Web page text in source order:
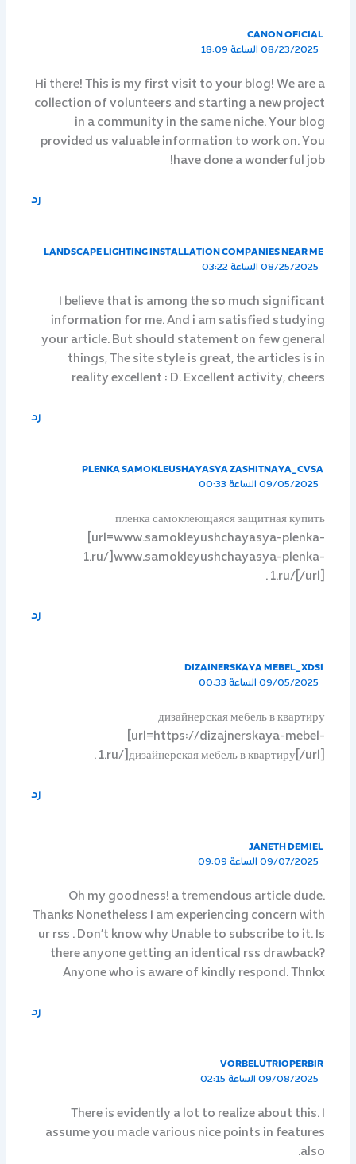
CANON OFICIAL
08/23/2025 الساعة 18:09
Hi there! This is my first visit to your blog! We are a
collection of volunteers and starting a new project
in a community in the same niche. Your blog
provided us valuable information to work on. You
have done a wonderful job!
رد
LANDSCAPE LIGHTING INSTALLATION COMPANIES NEAR ME
08/25/2025 الساعة 03:22
I believe that is among the so much significant
information for me. And i am satisfied studying
your article. But should statement on few general
things, The site style is great, the articles is in
reality excellent : D. Excellent activity, cheers
رد
PLENKA SAMOKLEUSHAYASYA ZASHITNAYA_CVSA
09/05/2025 الساعة 00:33
пленка самоклеющаяся защитная купить
[url=www.samokleyushchayasya-plenka-
1.ru/]www.samokleyushchayasya-plenka-
1.ru/[/url] .
رد
DIZAINERSKAYA MEBEL_XDSI
09/05/2025 الساعة 00:33
дизайнерская мебель в квартиру
[url=https://dizajnerskaya-mebel-
1.ru/]дизайнерская мебель в квартиру[/url] .
رد
JANETH DEMIEL
09/07/2025 الساعة 09:09
Oh my goodness! a tremendous article dude.
Thanks Nonetheless I am experiencing concern with
ur rss . Don’t know why Unable to subscribe to it. Is
there anyone getting an identical rss drawback?
Anyone who is aware of kindly respond. Thnkx
رد
VORBELUTRIOPERBIR
09/08/2025 الساعة 02:15
There is evidently a lot to realize about this. I
assume you made various nice points in features
also.